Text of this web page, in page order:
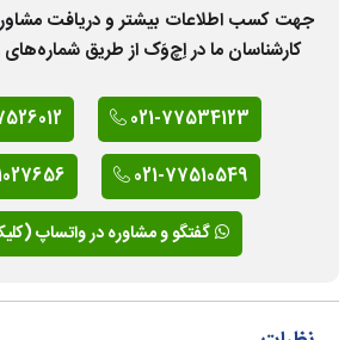
جهت کسب اطلاعات بیشتر و دریافت
کارشناسان ما در اِچ‌وَک از طریق شماره‌های
021-77534123
021-77510549
گفتگو و مشاوره در واتساپ